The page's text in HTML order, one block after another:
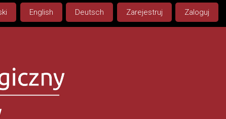
English Deutsch Zarejestruj Zaloguj